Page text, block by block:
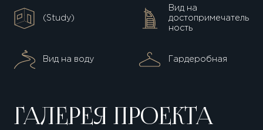
(Study)
Вид на
достопримечатель
ность
Вид на воду Гардеробная
ГАЛЕРЕЯ ПРОЕКТА